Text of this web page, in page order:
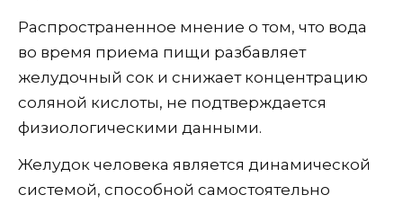
Распространенное мнение о том, что вода
во время приема пищи разбавляет
желудочный сок и снижает концентрацию
соляной кислоты, не подтверждается
физиологическими данными.
Желудок человека является динамической
системой, способной самостоятельно